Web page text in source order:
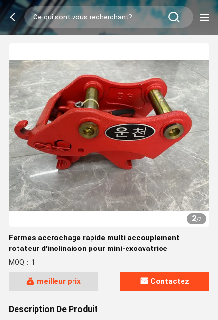
2/2
Fermes accrochage rapide multi accouplement
rotateur d'inclinaison pour mini-excavatrice
MOQ：1
meilleur prix Contactez
Description De Produit